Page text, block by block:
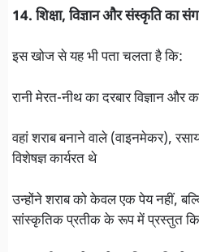
14. शिक्षा, विज्ञान और संस्कृति का
इस खोज से यह भी पता चलता है कि:
रानी मेरत-नीथ का दरबार विज्ञान और
वहां शराब बनाने वाले (वाइनमेकर),
विशेषज्ञ कार्यरत थे
उन्होंने शराब को केवल एक पेय नहीं,
सांस्कृतिक प्रतीक के रूप में प्रस्तुत